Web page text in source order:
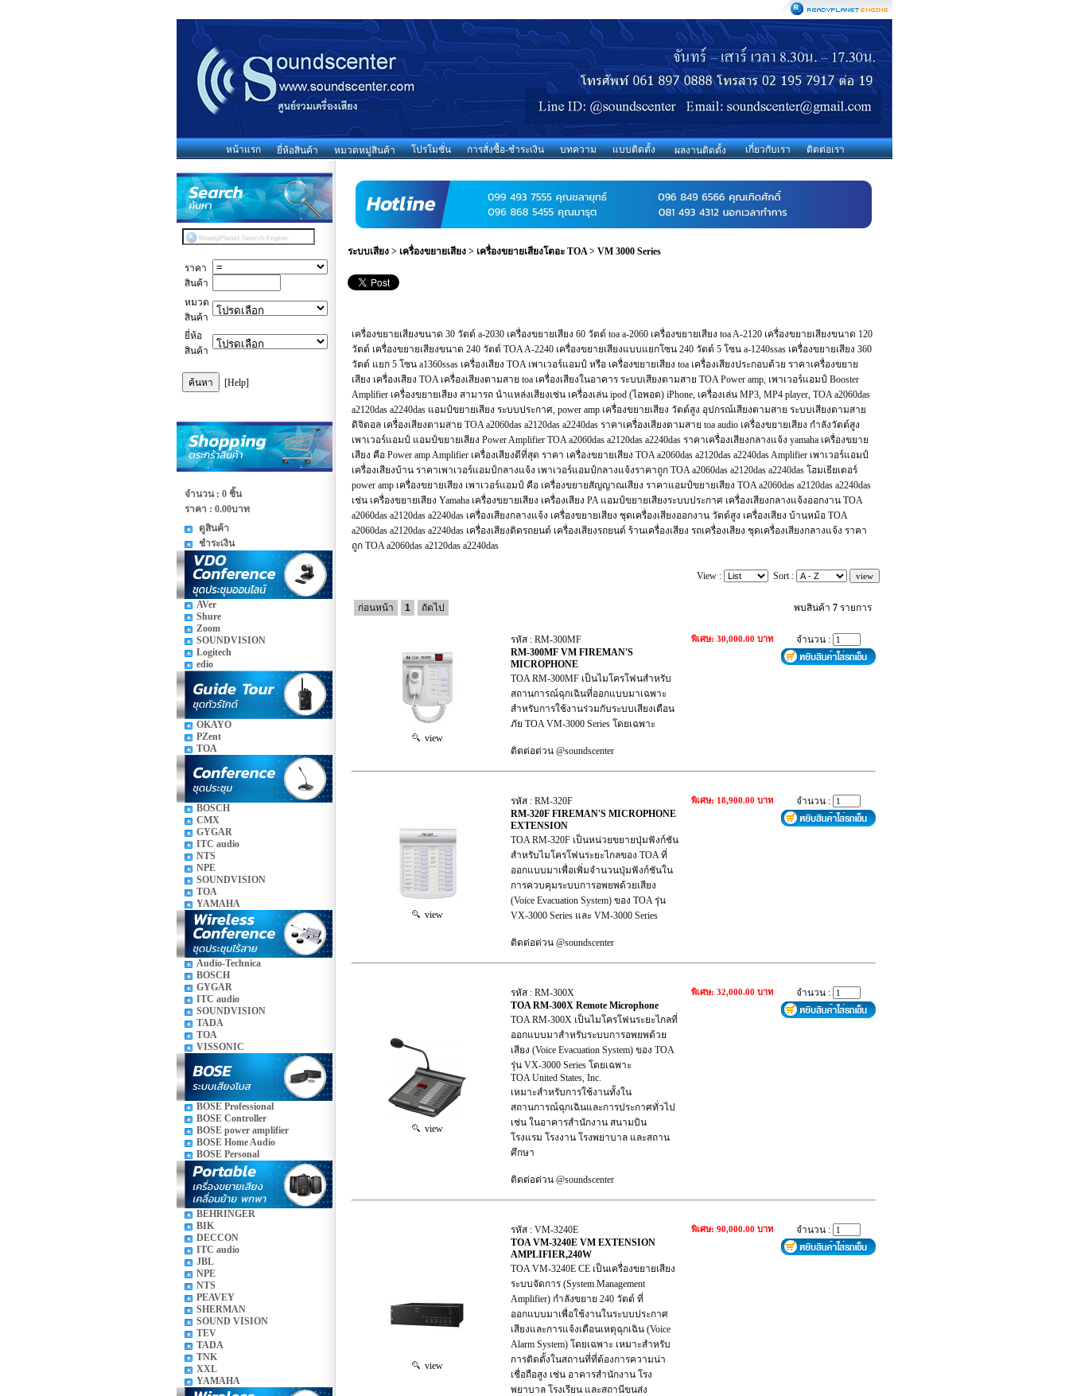
หน้าแรก ยี่ห้อสินค้า หมวดหมู่สินค้า โปรโมชั่น การสั่งซื้อ-ชำระเงิน บทความ แบบติดตั้ง ผลงานติดตั้ง เกี่ยวกับเรา ติดต่อเรา
ราคา
สินค้า
หมวด
สินค้า
ยี่ห้อ
สินค้า
[Help]
จำนวน : 0 ชิ้น
ราคา : 0.00บาท
ดูสินค้า
ชำระเงิน
AVer
Shure
Zoom
SOUNDVISION
Logitech
edio
OKAYO
PZent
TOA
BOSCH
CMX
GYGAR
ITC audio
NTS
NPE
SOUNDVISION
TOA
YAMAHA
Audio-Technica
BOSCH
GYGAR
ITC audio
SOUNDVISION
TADA
TOA
VISSONIC
BOSE Professional
BOSE Controller
BOSE power amplifier
BOSE Home Audio
BOSE Personal
BEHRINGER
BIK
DECCON
ITC audio
JBL
NPE
NTS
PEAVEY
SHERMAN
SOUND VISION
TEV
TADA
TNK
XXL
YAMAHA
ระบบเสียง > เครื่องขยายเสียง> เครื่องขยายเสียงโตอะ TOA>VM 3000 Series
เครื่องขยายเสียงขนาด 30 วัตต์ a-2030 เครื่องขยายเสียง 60 วัตต์ toa a-2060 เครื่องขยายเสียง toa A-2120 เครื่องขยายเสียงขนาด 120
วัตต์ เครื่องขยายเสียงขนาด 240 วัตต์ TOA A-2240 เครื่องขยายเสียงแบบแยกโซน 240 วัตต์ 5 โซน a-1240ssas เครื่องขยายเสียง 360
วัตต์ แยก 5 โซน a1360ssas เครื่องเสียง TOA เพาเวอร์แอมป์ หรือ เครื่องขยายเสียง toa เครื่องเสียงประกอบด้วย ราคาเครื่องขยาย
เสียง เครื่องเสียง TOA เครื่องเสียงตามสาย toa เครื่องเสียงในอาคาร ระบบเสียงตามสาย TOA Power amp, เพาเวอร์แอมป์ Booster
Amplifier เครื่องขยายเสียง สามารถ นำแหล่งเสียงเช่น เครื่องเล่น ipod (ไอพอด) iPhone, เครื่องเล่น MP3, MP4 player, TOA a2060das
a2120das a2240das แอมป์ขยายเสียง ระบบประกาศ, power amp เครื่องขยายเสียง วัตต์สูง อุปกรณ์เสียงตามสาย ระบบเสียงตามสาย
ดิจิตอล เครื่องเสียงตามสาย TOA a2060das a2120das a2240das ราคาเครื่องเสียงตามสาย toa audio เครื่องขยายเสียง กำลังวัตต์สูง
เพาเวอร์แอมป์ แอมป์ขยายเสียง Power Amplifier TOA a2060das a2120das a2240das ราคาเครื่องเสียงกลางแจ้ง yamaha เครื่องขยาย
เสียง คือ Power amp Amplifier เครื่องเสียงดีที่สุด ราคา เครื่องขยายเสียง TOA a2060das a2120das a2240das Amplifier เพาเวอร์แอมป์
เครื่องเสียงบ้าน ราคาเพาเวอร์แอมป์กลางแจ้ง เพาเวอร์แอมป์กลางแจ้งราคาถูก TOA a2060das a2120das a2240das โฮมเธียเตอร์
power amp เครื่องขยายเสียง เพาเวอร์แอมป์ คือ เครื่องขยายสัญญาณเสียง ราคาแอมป์ขยายเสียง TOA a2060das a2120das a2240das
เช่น เครื่องขยายเสียง Yamaha เครื่องขยายเสียง เครื่องเสียง PA แอมป์ขยายเสียงระบบประกาศ เครื่องเสียงกลางแจ้งออกงาน TOA
a2060das a2120das a2240das เครื่องเสียงกลางแจ้ง เครื่องขยายเสียง ชุดเครื่องเสียงออกงาน วัตต์สูง เครื่องเสียง บ้านหม้อ TOA
a2060das a2120das a2240das เครื่องเสียงติดรถยนต์ เครื่องเสียงรถยนต์ ร้านเครื่องเสียง รถเครื่องเสียง ชุดเครื่องเสียงกลางแจ้ง ราคา
ถูก TOA a2060das a2120das a2240das
View : Sort :
ก่อนหน้า 1 ถัดไป พบสินค้า7 รายการ
view
รหัส : RM-300MF
RM-300MF VM FIREMAN'S
MICROPHONE
TOA RM-300MF เป็นไมโครโฟนสำหรับ
สถานการณ์ฉุกเฉินที่ออกแบบมาเฉพาะ
สำหรับการใช้งานร่วมกับระบบเสียงเตือน
ภัย TOA VM-3000 Series โดยเฉพาะ
ติดต่อด่วน @soundscenter
พิเศษ: 30,000.00 บาท จำนวน :
view
รหัส : RM-320F
RM-320F FIREMAN'S MICROPHONE
EXTENSION
TOA RM-320F เป็นหน่วยขยายปุ่มฟังก์ชัน
สำหรับไมโครโฟนระยะไกลของ TOA ที่
ออกแบบมาเพื่อเพิ่มจำนวนปุ่มฟังก์ชันใน
การควบคุมระบบการอพยพด้วยเสียง
(Voice Evacuation System) ของ TOA รุ่น
VX-3000 Series และ VM-3000 Series
ติดต่อด่วน @soundscenter
พิเศษ: 18,900.00 บาท จำนวน :
view
รหัส : RM-300X
TOA RM-300X Remote Microphone
TOA RM-300X เป็นไมโครโฟนระยะไกลที่
ออกแบบมาสำหรับระบบการอพยพด้วย
เสียง (Voice Evacuation System) ของ TOA
รุ่น VX-3000 Series โดยเฉพาะ
TOA United States, Inc.
เหมาะสำหรับการใช้งานทั้งใน
สถานการณ์ฉุกเฉินและการประกาศทั่วไป
เช่น ในอาคารสำนักงาน สนามบิน
โรงแรม โรงงาน โรงพยาบาล และสถาน
ศึกษา
ติดต่อด่วน @soundscenter
พิเศษ: 32,000.00 บาท จำนวน :
view
รหัส : VM-3240E
TOA VM-3240E VM EXTENSION
AMPLIFIER,240W
TOA VM-3240E CE เป็นเครื่องขยายเสียง
ระบบจัดการ (System Management
Amplifier) กำลังขยาย 240 วัตต์ ที่
ออกแบบมาเพื่อใช้งานในระบบประกาศ
เสียงและการแจ้งเตือนเหตุฉุกเฉิน (Voice
Alarm System) โดยเฉพาะ เหมาะสำหรับ
การติดตั้งในสถานที่ที่ต้องการความน่า
เชื่อถือสูง เช่น อาคารสำนักงาน โรง
พยาบาล โรงเรียน และสถานีขนส่ง
พิเศษ: 90,000.00 บาท จำนวน :